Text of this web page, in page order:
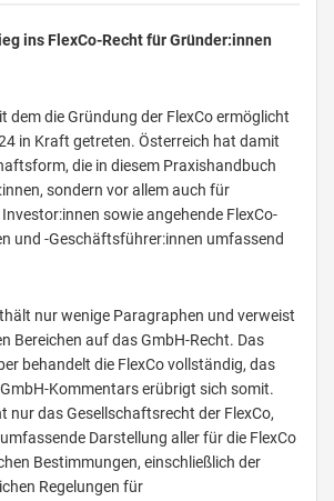
ins FlexCo-Recht für Gründer:innen
dem die Gründung der FlexCo ermöglicht
in Kraft getreten. Österreich hat damit
die in diesem Praxishandbuch
sondern vor allem auch für
sowie angehende FlexCo-
und -Geschäftsführer:innen umfassend
nur wenige Paragraphen und verweist
Bereichen auf das GmbH-Recht. Das
behandelt die FlexCo vollständig, das
Kommentars erübrigt sich somit.
nur das Gesellschaftsrecht der FlexCo,
Darstellung aller für die FlexCo
Bestimmungen, einschließlich der
Regelungen für